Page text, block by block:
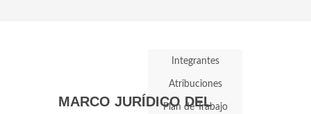
Integrantes
Atribuciones
Plan de Trabajo
MARCO JURÍDICO DEL